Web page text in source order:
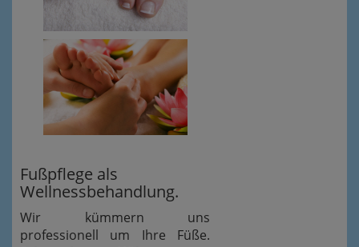
Fußpflege als
Wellnessbehandlung.
Wir kümmern uns
professionell um Ihre Füße.